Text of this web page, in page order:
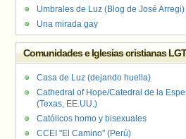
Umbrales de Luz (Blog de José Arregi)
Una mirada gay
Comunidades e Iglesias cristianas
Casa de Luz (dejando huella)
Cathedral of Hope/Catedral de la
(Texas, EE.UU.)
Católicos homo y bisexuales
CCEI "El Camino" (Perú)